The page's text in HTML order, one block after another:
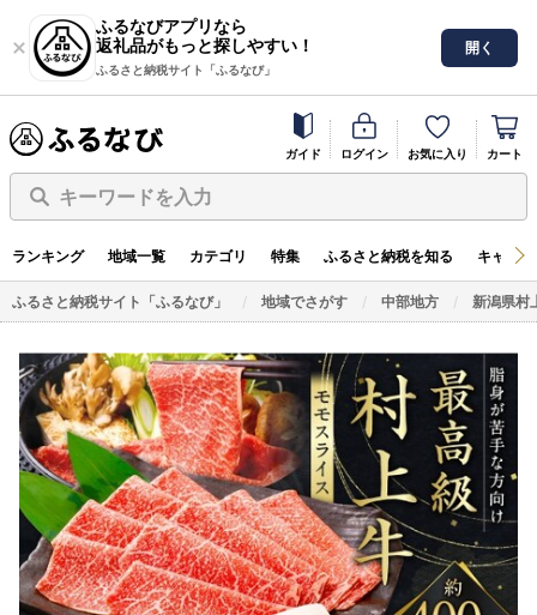
ふるなびアプリなら
返礼品がもっと探しやすい！
ふるさと納税サイト「ふるなび」
開く
ガイド ログイン お気に入り カート
キーワードを入力
ランキング 地域一覧 カテゴリ 特集 ふるさと納税を知る キャン
ふるさと納税サイト「ふるなび」 地域でさがす 中部地方 新潟県村